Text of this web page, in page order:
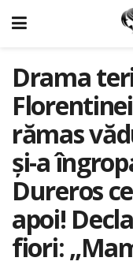
Drama
rămas
şi-a
Dureros
apoi!
fiori: